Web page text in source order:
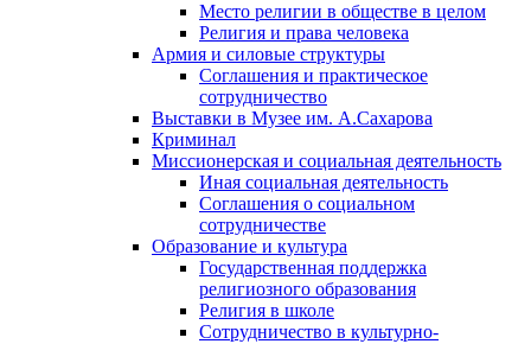
Место религии в обществе в целом
Религия и права человека
Армия и силовые структуры
Соглашения и практическое
сотрудничество
Выставки в Музее им. А.Сахарова
Криминал
Миссионерская и социальная деятельность
Иная социальная деятельность
Соглашения о социальном
сотрудничестве
Образование и культура
Государственная поддержка
религиозного образования
Религия в школе
Сотрудничество в культурно-